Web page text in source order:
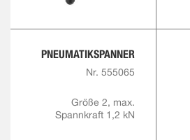
PNEUMATIKSPANNER
Nr. 555065
Größe 2, max.
Spannkraft 1,2 kN